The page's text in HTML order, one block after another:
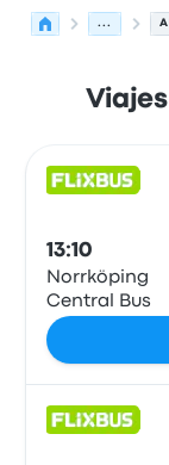
...
13:10
Norrköping
Central Bus